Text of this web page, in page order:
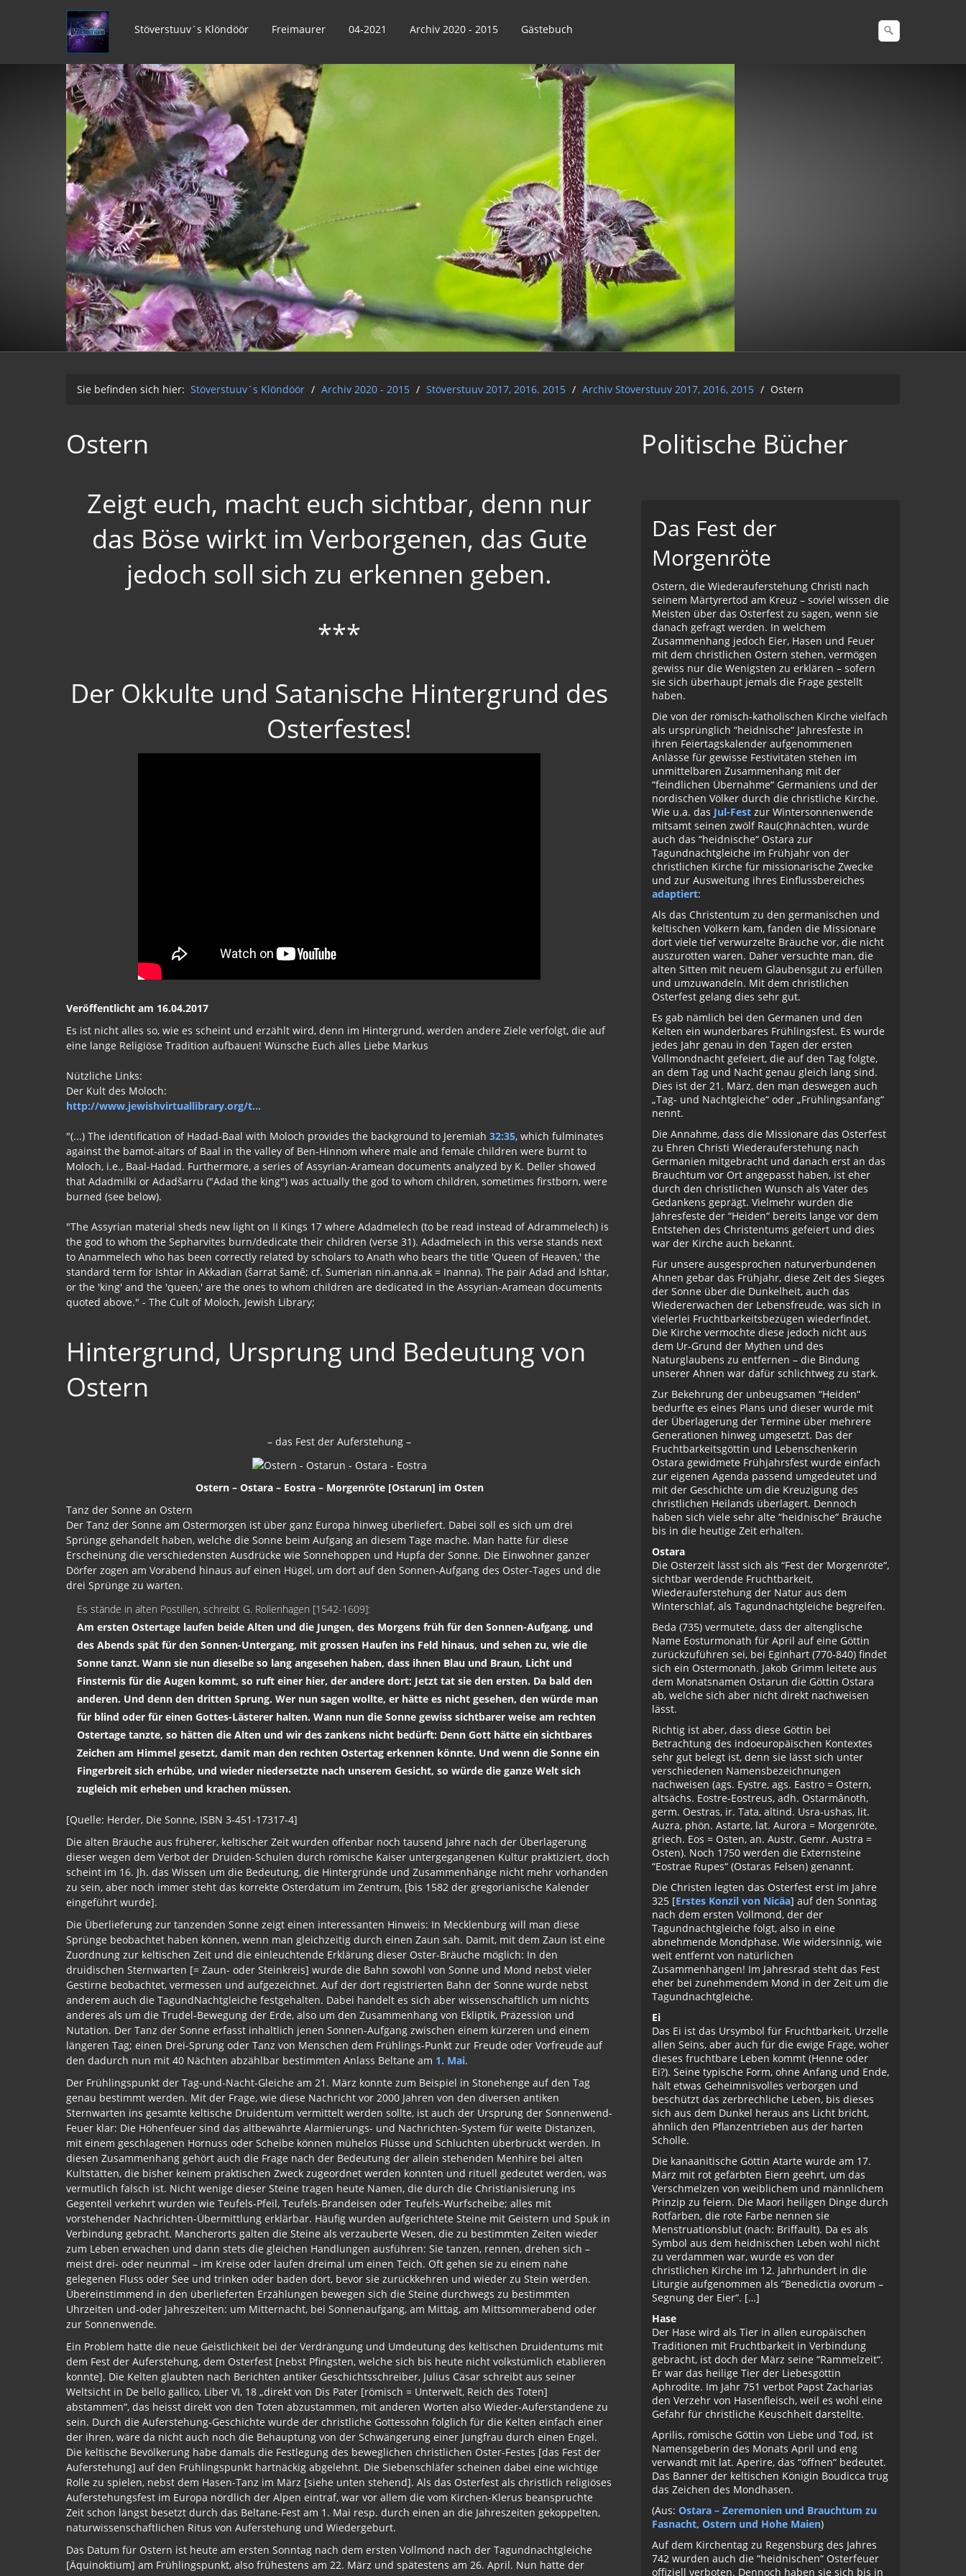
Stöverstuuv´s Klöndöör Freimaurer 04-2021 Archiv 2020 - 2015 Gästebuch
Sie befinden sich hier: Stöverstuuv´s Klöndöör / Archiv 2020 - 2015 / Stöverstuuv 2017, 2016. 2015 / Archiv Stöverstuuv 2017, 2016, 2015 / Ostern
Ostern
Zeigt euch, macht euch sichtbar, denn nur
das Böse wirkt im Verborgenen, das Gute
jedoch soll sich zu erkennen geben.
***
Der Okkulte und Satanische Hintergrund des
Osterfestes!
Veröffentlicht am 16.04.2017
Es ist nicht alles so, wie es scheint und erzählt wird, denn im Hintergrund, werden andere Ziele verfolgt, die auf
eine lange Religiöse Tradition aufbauen! Wünsche Euch alles Liebe Markus
Nützliche Links:
Der Kult des Moloch:
http://www.jewishvirtuallibrary.org/t...
"(...) The identification of Hadad-Baal with Moloch provides the background to Jeremiah 32:35, which fulminates
against the bamot-altars of Baal in the valley of Ben-Hinnom where male and female children were burnt to
Moloch, i.e., Baal-Hadad. Furthermore, a series of Assyrian-Aramean documents analyzed by K. Deller showed
that Adadmilki or Adadšarru ("Adad the king") was actually the god to whom children, sometimes firstborn, were
burned (see below).
"The Assyrian material sheds new light on II Kings 17 where Adadmelech (to be read instead of Adrammelech) is
the god to whom the Sepharvites burn/dedicate their children (verse 31). Adadmelech in this verse stands next
to Anammelech who has been correctly related by scholars to Anath who bears the title 'Queen of Heaven,' the
standard term for Ishtar in Akkadian (šarrat šamê; cf. Sumerian nin.anna.ak = Inanna). The pair Adad and Ishtar,
or the 'king' and the 'queen,' are the ones to whom children are dedicated in the Assyrian-Aramean documents
quoted above." - The Cult of Moloch, Jewish Library;
Hintergrund, Ursprung und Bedeutung von
Ostern
– das Fest der Auferstehung –
Ostern – Ostara – Eostra – Morgenröte [Ostarun] im Osten
Tanz der Sonne an Ostern
Der Tanz der Sonne am Ostermorgen ist über ganz Europa hinweg überliefert. Dabei soll es sich um drei
Sprünge gehandelt haben, welche die Sonne beim Aufgang an diesem Tage mache. Man hatte für diese
Erscheinung die verschiedensten Ausdrücke wie Sonnehoppen und Hupfa der Sonne. Die Einwohner ganzer
Dörfer zogen am Vorabend hinaus auf einen Hügel, um dort auf den Sonnen-Aufgang des Oster-Tages und die
drei Sprünge zu warten.
Es stände in alten Postillen, schreibt G. Rollenhagen [1542-1609]:
Am ersten Ostertage laufen beide Alten und die Jungen, des Morgens früh für den Sonnen-Aufgang, und
des Abends spät für den Sonnen-Untergang, mit grossen Haufen ins Feld hinaus, und sehen zu, wie die
Sonne tanzt. Wann sie nun dieselbe so lang angesehen haben, dass ihnen Blau und Braun, Licht und
Finsternis für die Augen kommt, so ruft einer hier, der andere dort: Jetzt tat sie den ersten. Da bald den
anderen. Und denn den dritten Sprung. Wer nun sagen wollte, er hätte es nicht gesehen, den würde man
für blind oder für einen Gottes-Lästerer halten. Wann nun die Sonne gewiss sichtbarer weise am rechten
Ostertage tanzte, so hätten die Alten und wir des zankens nicht bedürft: Denn Gott hätte ein sichtbares
Zeichen am Himmel gesetzt, damit man den rechten Ostertag erkennen könnte. Und wenn die Sonne ein
Fingerbreit sich erhübe, und wieder niedersetzte nach unserem Gesicht, so würde die ganze Welt sich
zugleich mit erheben und krachen müssen.
[Quelle: Herder, Die Sonne, ISBN 3-451-17317-4]
Die alten Bräuche aus früherer, keltischer Zeit wurden offenbar noch tausend Jahre nach der Überlagerung
dieser wegen dem Verbot der Druiden-Schulen durch römische Kaiser untergegangenen Kultur praktiziert, doch
scheint im 16. Jh. das Wissen um die Bedeutung, die Hintergründe und Zusammenhänge nicht mehr vorhanden
zu sein, aber noch immer steht das korrekte Osterdatum im Zentrum, [bis 1582 der gregorianische Kalender
eingeführt wurde].
Die Überlieferung zur tanzenden Sonne zeigt einen interessanten Hinweis: In Mecklenburg will man diese
Sprünge beobachtet haben können, wenn man gleichzeitig durch einen Zaun sah. Damit, mit dem Zaun ist eine
Zuordnung zur keltischen Zeit und die einleuchtende Erklärung dieser Oster-Bräuche möglich: In den
druidischen Sternwarten [= Zaun- oder Steinkreis] wurde die Bahn sowohl von Sonne und Mond nebst vieler
Gestirne beobachtet, vermessen und aufgezeichnet. Auf der dort registrierten Bahn der Sonne wurde nebst
anderem auch die TagundNachtgleiche festgehalten. Dabei handelt es sich aber wissenschaftlich um nichts
anderes als um die Trudel-Bewegung der Erde, also um den Zusammenhang von Ekliptik, Präzession und
Nutation. Der Tanz der Sonne erfasst inhaltlich jenen Sonnen-Aufgang zwischen einem kürzeren und einem
längeren Tag; einen Drei-Sprung oder Tanz von Menschen dem Frühlings-Punkt zur Freude oder Vorfreude auf
den dadurch nun mit 40 Nächten abzählbar bestimmten Anlass Beltane am 1. Mai.
Der Frühlingspunkt der Tag-und-Nacht-Gleiche am 21. März konnte zum Beispiel in Stonehenge auf den Tag
genau bestimmt werden. Mit der Frage, wie diese Nachricht vor 2000 Jahren von den diversen antiken
Sternwarten ins gesamte keltische Druidentum vermittelt werden sollte, ist auch der Ursprung der Sonnenwend-
Feuer klar: Die Höhenfeuer sind das altbewährte Alarmierungs- und Nachrichten-System für weite Distanzen,
mit einem geschlagenen Hornuss oder Scheibe können mühelos Flüsse und Schluchten überbrückt werden. In
diesen Zusammenhang gehört auch die Frage nach der Bedeutung der allein stehenden Menhire bei alten
Kultstätten, die bisher keinem praktischen Zweck zugeordnet werden konnten und rituell gedeutet werden, was
vermutlich falsch ist. Nicht wenige dieser Steine tragen heute Namen, die durch die Christianisierung ins
Gegenteil verkehrt wurden wie Teufels-Pfeil, Teufels-Brandeisen oder Teufels-Wurfscheibe; alles mit
vorstehender Nachrichten-Übermittlung erklärbar. Häufig wurden aufgerichtete Steine mit Geistern und Spuk in
Verbindung gebracht. Mancherorts galten die Steine als verzauberte Wesen, die zu bestimmten Zeiten wieder
zum Leben erwachen und dann stets die gleichen Handlungen ausführen: Sie tanzen, rennen, drehen sich –
meist drei- oder neunmal – im Kreise oder laufen dreimal um einen Teich. Oft gehen sie zu einem nahe
gelegenen Fluss oder See und trinken oder baden dort, bevor sie zurückkehren und wieder zu Stein werden.
Übereinstimmend in den überlieferten Erzählungen bewegen sich die Steine durchwegs zu bestimmten
Uhrzeiten und-oder Jahreszeiten: um Mitternacht, bei Sonnenaufgang, am Mittag, am Mittsommerabend oder
zur Sonnenwende.
Ein Problem hatte die neue Geistlichkeit bei der Verdrängung und Umdeutung des keltischen Druidentums mit
dem Fest der Auferstehung, dem Osterfest [nebst Pfingsten, welche sich bis heute nicht volkstümlich etablieren
konnte]. Die Kelten glaubten nach Berichten antiker Geschichtsschreiber, Julius Cäsar schreibt aus seiner
Weltsicht in De bello gallico, Liber VI, 18 „direkt von Dis Pater [römisch = Unterwelt, Reich des Toten]
abstammen“, das heisst direkt von den Toten abzustammen, mit anderen Worten also Wieder-Auferstandene zu
sein. Durch die Auferstehung-Geschichte wurde der christliche Gottessohn folglich für die Kelten einfach einer
der ihren, wäre da nicht auch noch die Behauptung von der Schwängerung einer Jungfrau durch einen Engel.
Die keltische Bevölkerung habe damals die Festlegung des beweglichen christlichen Oster-Festes [das Fest der
Auferstehung] auf den Frühlingspunkt hartnäckig abgelehnt. Die Siebenschläfer scheinen dabei eine wichtige
Rolle zu spielen, nebst dem Hasen-Tanz im März [siehe unten stehend]. Als das Osterfest als christlich religiöses
Auferstehungsfest im Europa nördlich der Alpen eintraf, war vor allem die vom Kirchen-Klerus beanspruchte
Zeit schon längst besetzt durch das Beltane-Fest am 1. Mai resp. durch einen an die Jahreszeiten gekoppelten,
naturwissenschaftlichen Ritus von Auferstehung und Wiedergeburt.
Das Datum für Ostern ist heute am ersten Sonntag nach dem ersten Vollmond nach der Tagundnachtgleiche
[Äquinoktium] am Frühlingspunkt, also frühestens am 22. März und spätestens am 26. April. Nun hatte der
Politische Bücher
Das Fest der
Morgenröte
Ostern, die Wiederauferstehung Christi nach
seinem Märtyrertod am Kreuz – soviel wissen die
Meisten über das Osterfest zu sagen, wenn sie
danach gefragt werden. In welchem
Zusammenhang jedoch Eier, Hasen und Feuer
mit dem christlichen Ostern stehen, vermögen
gewiss nur die Wenigsten zu erklären – sofern
sie sich überhaupt jemals die Frage gestellt
haben.
Die von der römisch-katholischen Kirche vielfach
als ursprünglich “heidnische“ Jahresfeste in
ihren Feiertagskalender aufgenommenen
Anlässe für gewisse Festivitäten stehen im
unmittelbaren Zusammenhang mit der
“feindlichen Übernahme“ Germaniens und der
nordischen Völker durch die christliche Kirche.
Wie u.a. das Jul-Fest zur Wintersonnenwende
mitsamt seinen zwölf Rau(c)hnächten, wurde
auch das “heidnische“ Ostara zur
Tagundnachtgleiche im Frühjahr von der
christlichen Kirche für missionarische Zwecke
und zur Ausweitung ihres Einflussbereiches
adaptiert:
Als das Christentum zu den germanischen und
keltischen Völkern kam, fanden die Missionare
dort viele tief verwurzelte Bräuche vor, die nicht
auszurotten waren. Daher versuchte man, die
alten Sitten mit neuem Glaubensgut zu erfüllen
und umzuwandeln. Mit dem christlichen
Osterfest gelang dies sehr gut.
Es gab nämlich bei den Germanen und den
Kelten ein wunderbares Frühlingsfest. Es wurde
jedes Jahr genau in den Tagen der ersten
Vollmondnacht gefeiert, die auf den Tag folgte,
an dem Tag und Nacht genau gleich lang sind.
Dies ist der 21. März, den man deswegen auch
„Tag- und Nachtgleiche“ oder „Frühlingsanfang“
nennt.
Die Annahme, dass die Missionare das Osterfest
zu Ehren Christi Wiederauferstehung nach
Germanien mitgebracht und danach erst an das
Brauchtum vor Ort angepasst haben, ist eher
durch den christlichen Wunsch als Vater des
Gedankens geprägt. Vielmehr wurden die
Jahresfeste der “Heiden“ bereits lange vor dem
Entstehen des Christentums gefeiert und dies
war der Kirche auch bekannt.
Für unsere ausgesprochen naturverbundenen
Ahnen gebar das Frühjahr, diese Zeit des Sieges
der Sonne über die Dunkelheit, auch das
Wiedererwachen der Lebensfreude, was sich in
vielerlei Fruchtbarkeitsbezügen wiederfindet.
Die Kirche vermochte diese jedoch nicht aus
dem Ur-Grund der Mythen und des
Naturglaubens zu entfernen – die Bindung
unserer Ahnen war dafür schlichtweg zu stark.
Zur Bekehrung der unbeugsamen “Heiden“
bedurfte es eines Plans und dieser wurde mit
der Überlagerung der Termine über mehrere
Generationen hinweg umgesetzt. Das der
Fruchtbarkeitsgöttin und Lebenschenkerin
Ostara gewidmete Frühjahrsfest wurde einfach
zur eigenen Agenda passend umgedeutet und
mit der Geschichte um die Kreuzigung des
christlichen Heilands überlagert. Dennoch
haben sich viele sehr alte “heidnische“ Bräuche
bis in die heutige Zeit erhalten.
Ostara
Die Osterzeit lässt sich als “Fest der Morgenröte“,
sichtbar werdende Fruchtbarkeit,
Wiederauferstehung der Natur aus dem
Winterschlaf, als Tagundnachtgleiche begreifen.
Beda (735) vermutete, dass der altenglische
Name Eosturmonath für April auf eine Göttin
zurückzuführen sei, bei Eginhart (770-840) findet
sich ein Ostermonath. Jakob Grimm leitete aus
dem Monatsnamen Ostarun die Göttin Ostara
ab, welche sich aber nicht direkt nachweisen
lässt.
Richtig ist aber, dass diese Göttin bei
Betrachtung des indoeuropäischen Kontextes
sehr gut belegt ist, denn sie lässt sich unter
verschiedenen Namensbezeichnungen
nachweisen (ags. Eystre, ags. Eastro = Ostern,
altsächs. Eostre-Eostreus, adh. Ostarmânoth,
germ. Oestras, ir. Tata, altind. Usra-ushas, lit.
Auzra, phön. Astarte, lat. Aurora = Morgenröte,
griech. Eos = Osten, an. Austr. Gemr. Austra =
Osten). Noch 1750 werden die Externsteine
“Eostrae Rupes“ (Ostaras Felsen) genannt.
Die Christen legten das Osterfest erst im Jahre
325 [Erstes Konzil von Nicäa] auf den Sonntag
nach dem ersten Vollmond, der der
Tagundnachtgleiche folgt, also in eine
abnehmende Mondphase. Wie widersinnig, wie
weit entfernt von natürlichen
Zusammenhängen! Im Jahresrad steht das Fest
eher bei zunehmendem Mond in der Zeit um die
Tagundnachtgleiche.
Ei
Das Ei ist das Ursymbol für Fruchtbarkeit, Urzelle
allen Seins, aber auch für die ewige Frage, woher
dieses fruchtbare Leben kommt (Henne oder
Ei?). Seine typische Form, ohne Anfang und Ende,
hält etwas Geheimnisvolles verborgen und
beschützt das zerbrechliche Leben, bis dieses
sich aus dem Dunkel heraus ans Licht bricht,
ähnlich den Pflanzentrieben aus der harten
Scholle.
Die kanaanitische Göttin Atarte wurde am 17.
März mit rot gefärbten Eiern geehrt, um das
Verschmelzen von weiblichem und männlichem
Prinzip zu feiern. Die Maori heiligen Dinge durch
Rotfärben, die rote Farbe nennen sie
Menstruationsblut (nach: Briffault). Da es als
Symbol aus dem heidnischen Leben wohl nicht
zu verdammen war, wurde es von der
christlichen Kirche im 12. Jahrhundert in die
Liturgie aufgenommen als “Benedictia ovorum –
Segnung der Eier“. […]
Hase
Der Hase wird als Tier in allen europäischen
Traditionen mit Fruchtbarkeit in Verbindung
gebracht, ist doch der März seine “Rammelzeit“.
Er war das heilige Tier der Liebesgöttin
Aphrodite. Im Jahr 751 verbot Papst Zacharias
den Verzehr von Hasenfleisch, weil es wohl eine
Gefahr für christliche Keuschheit darstellte.
Aprilis, römische Göttin von Liebe und Tod, ist
Namensgeberin des Monats April und eng
verwandt mit lat. Aperire, das “öffnen“ bedeutet.
Das Banner der keltischen Königin Boudicca trug
das Zeichen des Mondhasen.
(Aus: Ostara – Zeremonien und Brauchtum zu
Fasnacht, Ostern und Hohe Maien)
Auf dem Kirchentag zu Regensburg des Jahres
742 wurden auch die “heidnischen“ Osterfeuer
offiziell verboten. Dennoch haben sie sich bis in